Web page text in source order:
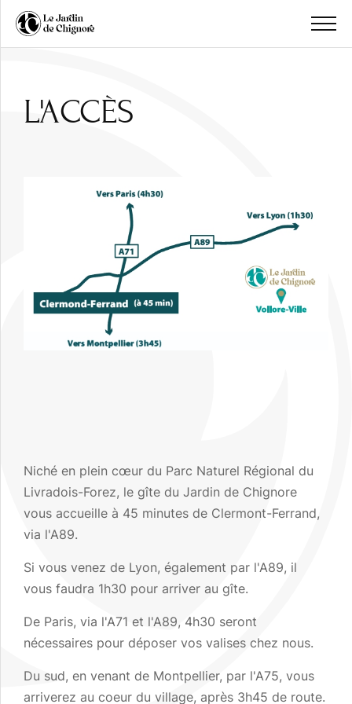
L'ACCÈS
Niché en plein cœur du Parc Naturel Régional du
Livradois-Forez, le gîte du Jardin de Chignore
vous accueille à 45 minutes de Clermont-Ferrand,
via l'A89.
Si vous venez de Lyon, également par l'A89, il
vous faudra 1h30 pour arriver au gîte.
De Paris, via l'A71 et l'A89, 4h30 seront
nécessaires pour déposer vos valises chez nous.
Du sud, en venant de Montpellier, par l'A75, vous
arriverez au coeur du village, après 3h45 de route.